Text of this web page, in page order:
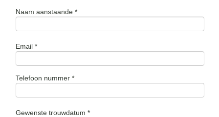
Naam aanstaande *
Email *
Telefoon nummer *
Gewenste trouwdatum *